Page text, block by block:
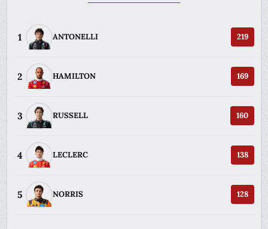
1 ANTONELLI 219
2 HAMILTON 169
3 RUSSELL 160
4 LECLERC 138
5 NORRIS 128